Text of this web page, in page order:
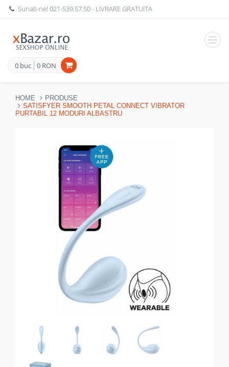
Sunati-ne!021-539.57.50- LIVRARE GRATUITA
0 buc 0 RON
HOME
PRODUSE
SATISFYER SMOOTH PETAL CONNECT VIBRATOR
PURTABIL 12 MODURI ALBASTRU